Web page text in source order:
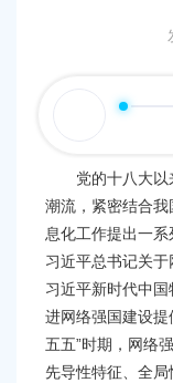
党的十八大以
潮流，紧密结合
息化工作提出一
习近平总书记关
习近平新时代中
进网络强国建设
五五”时期，网络
先导性特征、全